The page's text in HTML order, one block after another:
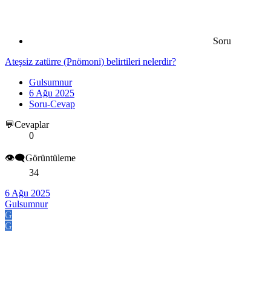
Soru
Ateşsiz zatürre (Pnömoni) belirtileri nelerdir?
Gulsumnur
6 Ağu 2025
Soru-Cevap
💬Cevaplar
0
👁️‍🗨️Görüntüleme
34
6 Ağu 2025
Gulsumnur
G
G